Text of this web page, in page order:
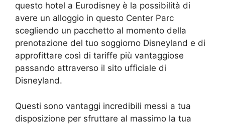
questo hotel a Eurodisney è la possibilità di
avere un alloggio in questo Center Parc
scegliendo un pacchetto al momento della
prenotazione del tuo soggiorno Disneyland e di
approfittare così di tariffe più vantaggiose
passando attraverso il sito ufficiale di
Disneyland.
Questi sono vantaggi incredibili messi a tua
disposizione per sfruttare al massimo la tua